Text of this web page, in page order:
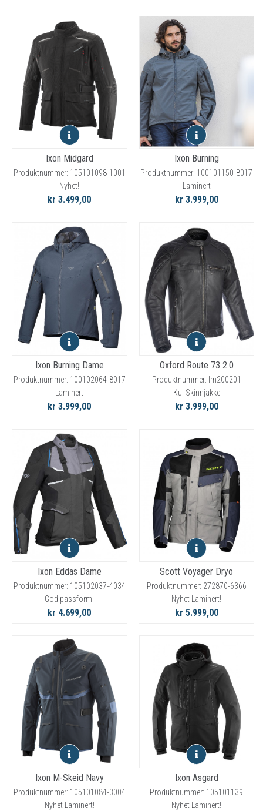
Ixon Midgard
Produktnummer: 105101098-1001
Nyhet!
kr 3.499,00
Ixon Burning
Produktnummer: 100101150-8017
Laminert
kr 3.999,00
Ixon Burning Dame
Produktnummer: 100102064-8017
Laminert
kr 3.999,00
Oxford Route 73 2.0
Produktnummer: lm200201
Kul Skinnjakke
kr 3.999,00
Ixon Eddas Dame
Produktnummer: 105102037-4034
God passform!
kr 4.699,00
Scott Voyager Dryo
Produktnummer: 272870-6366
Nyhet Laminert!
kr 5.999,00
Ixon M-Skeid Navy
Produktnummer: 105101084-3004
Nyhet Laminert!
Ixon Asgard
Produktnummer: 105101139
Nyhet Laminert!